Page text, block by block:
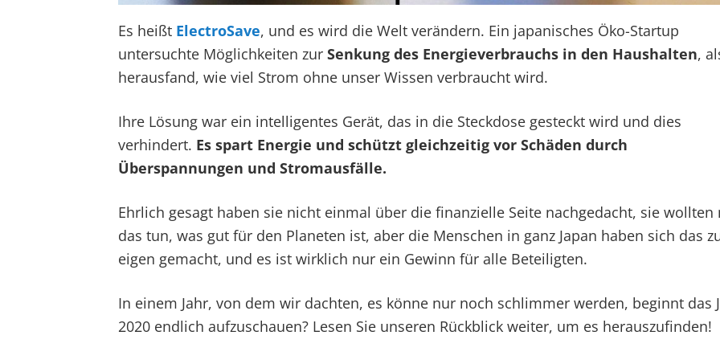
Es heißt ElectroSave, und es wird die Welt verändern. Ein japanisches Öko-Startup
untersuchte Möglichkeiten zur Senkung des Energieverbrauchs in den Haushalten,
herausfand, wie viel Strom ohne unser Wissen verbraucht wird.
Ihre Lösung war ein intelligentes Gerät, das in die Steckdose gesteckt wird und dies
verhindert. Es spart Energie und schützt gleichzeitig vor Schäden durch
Überspannungen und Stromausfälle.
Ehrlich gesagt haben sie nicht einmal über die finanzielle Seite nachgedacht, sie wollten
das tun, was gut für den Planeten ist, aber die Menschen in ganz Japan haben sich das
eigen gemacht, und es ist wirklich nur ein Gewinn für alle Beteiligten.
In einem Jahr, von dem wir dachten, es könne nur noch schlimmer werden, beginnt das
2020 endlich aufzuschauen? Lesen Sie unseren Rückblick weiter, um es herauszufinden!